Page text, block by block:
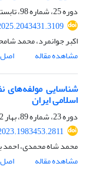
دوره 25، شماره 98، تابستان 1404، صفحه
اکبر جوانمرد، محمد
مشاهده مقاله
اصل
شناسایی مولفه‌های
اسلامی ایران
دوره 23، شماره 89، بهار 1402، صفحه
محمد شاه محمدی، احمد
مشاهده مقاله
اصل